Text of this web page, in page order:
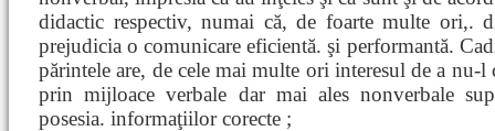
didactic respectiv, numai că, de foarte multe ori,.
prejudicia o comunicare eficientă. şi performantă.
părintele are, de cele mai multe ori interesul de a nu-l
prin mijloace verbale dar mai ales nonverbale
posesia. informaţiilor corecte ;